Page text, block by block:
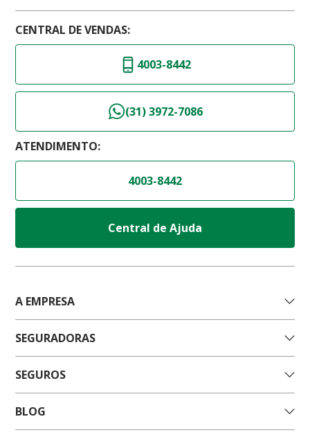
CENTRAL DE VENDAS:
4003-8442
(31) 3972-7086
ATENDIMENTO:
4003-8442
Central de Ajuda
A EMPRESA
SEGURADORAS
SEGUROS
BLOG